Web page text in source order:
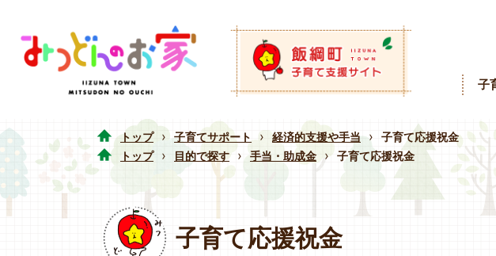
子
トップ › 子育てサポート › 経済的支援や手当 ›
子育て応援祝金
トップ
› 目的で探す › 手当・助成金 › 子育て応援祝金
子育て応援祝金